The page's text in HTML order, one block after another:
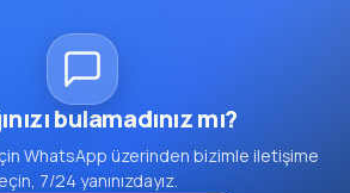
bulamadınız mı?
WhatsApp üzerinden bizimle iletişime
7/24 yanınızdayız.